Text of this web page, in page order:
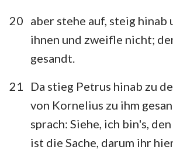
20 aber stehe auf, steig hinab
ihnen und zweifle nicht;
gesandt.
21
Da stieg Petrus hinab zu
von Kornelius zu ihm
sprach: Siehe, ich bin's,
ist die Sache, darum ihr